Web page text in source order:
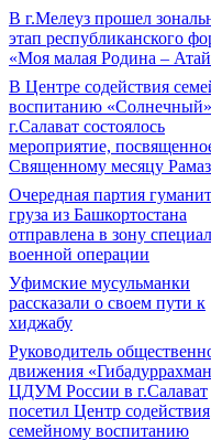
В г.Мелеуз прошел
этап республиканского
«Моя малая Родина –
В Центре содействия
воспитанию «Солнечный»
г.Салават состоялось
мероприятие,
Священному месяцу
Очередная партия
груза из Башкортостана
отправлена в зону
военной операции
Уфимские мусульманки
рассказали о своем пути к
хиджабу
Руководитель
движения
ЦДУМ России в г.Салават
посетил Центр содействия
семейному воспитанию